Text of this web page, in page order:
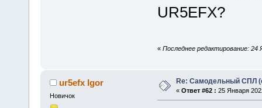
UR5EFX?
« Последнее редактирование: 24
ur5efx Igor
Новичок
Re: Самодельный СПЛ
« Ответ #62 : 25 Января